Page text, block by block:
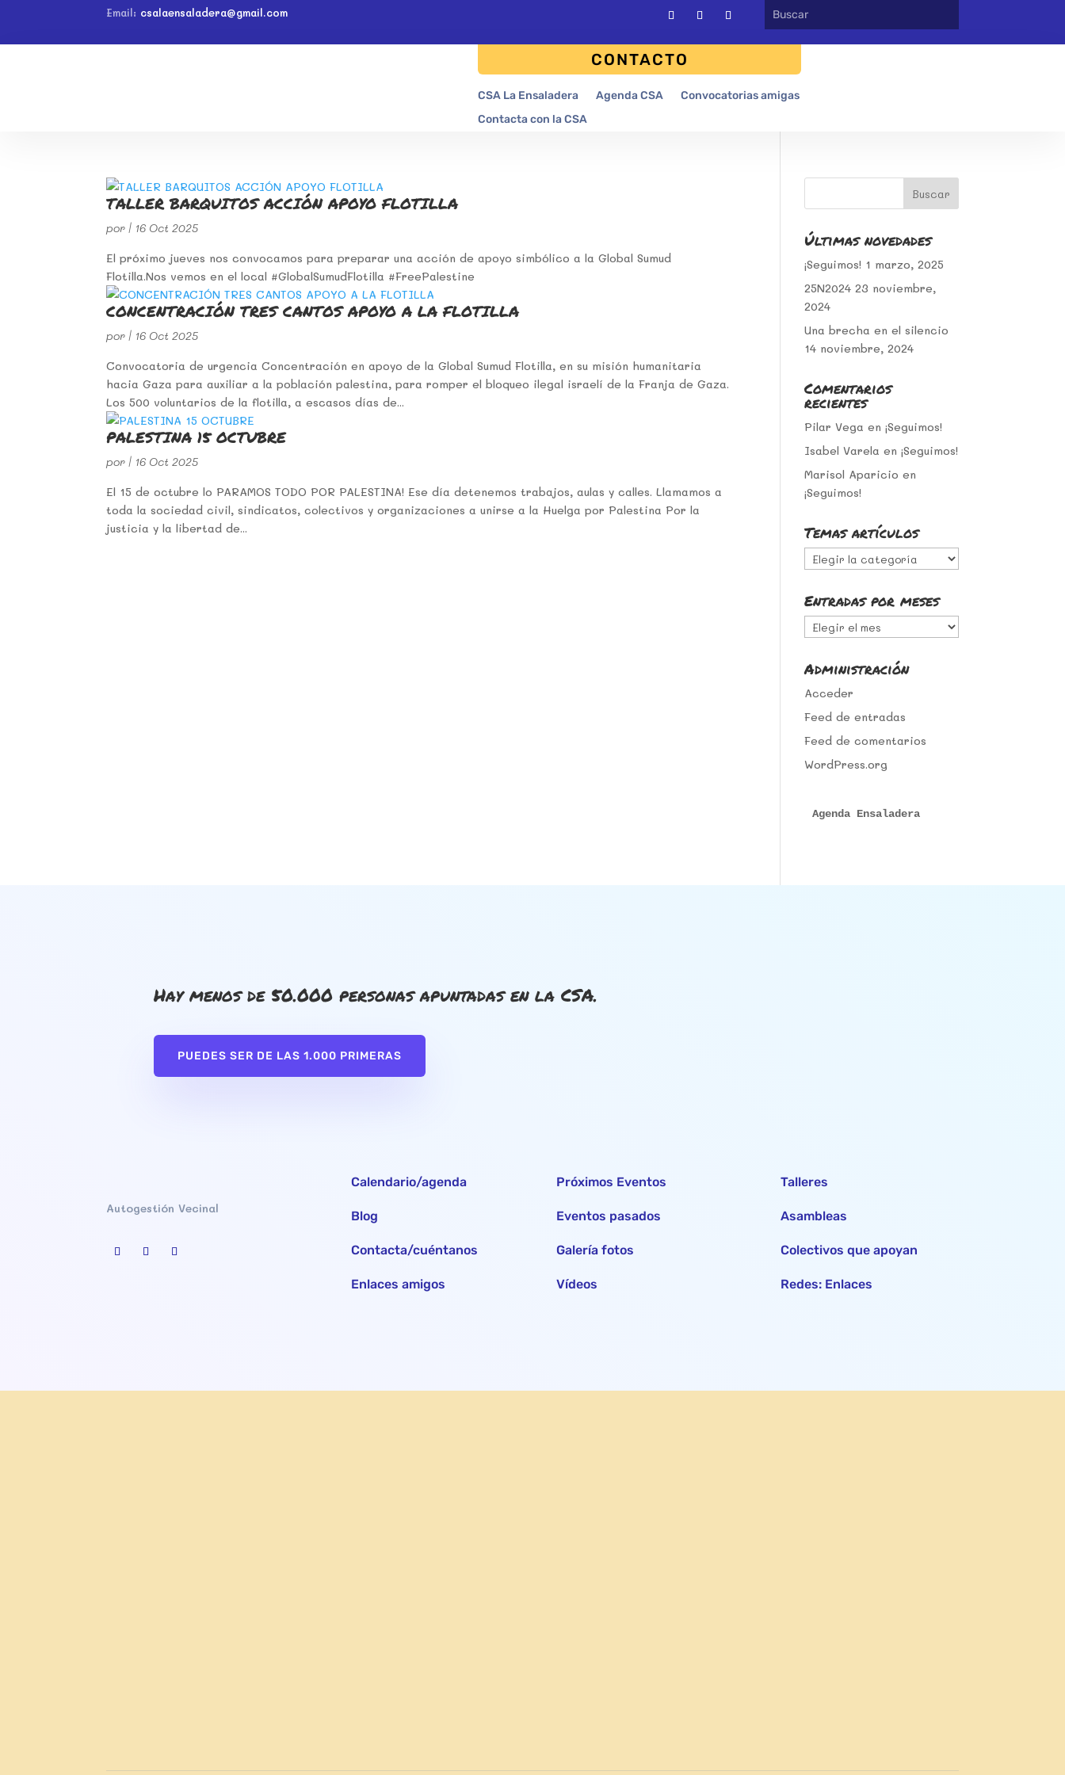
Email: csalaensaladera@gmail.com
CONTACTO
CSA La Ensaladera Agenda CSA
Convocatorias amigas
Contacta con la CSA
TALLER BARQUITOS ACCIÓN APOYO FLOTILLA
por| 16 Oct 2025
El próximo jueves nos convocamos para preparar una acción de apoyo simbólico a la Global Sumud
Flotilla.Nos vemos en el local #GlobalSumudFlotilla #FreePalestine
CONCENTRACIÓN TRES CANTOS APOYO A LA FLOTILLA
por| 16 Oct 2025
Convocatoria de urgencia Concentración en apoyo de la Global Sumud Flotilla, en su misión humanitaria
hacia Gaza para auxiliar a la población palestina, para romper el bloqueo ilegal israelí de la Franja de Gaza.
Los 500 voluntarios de la flotilla, a escasos días de...
PALESTINA 15 OCTUBRE
por| 16 Oct 2025
El 15 de octubre lo PARAMOS TODO POR PALESTINA! Ese día detenemos trabajos, aulas y calles. Llamamos a
toda la sociedad civil, sindicatos, colectivos y organizaciones a unirse a la Huelga por Palestina Por la
justicia y la libertad de...
Últimas novedades
¡Seguimos! 1 marzo, 2025
25N2024 23 noviembre,
2024
Una brecha en el silencio
14 noviembre, 2024
Comentarios
recientes
Pilar Vega en¡Seguimos!
Isabel Varela en¡Seguimos!
Marisol Aparicio en
¡Seguimos!
Temas artículos
Temas
artículos
Entradas por meses
Entradas
por
meses
Administración
Acceder
Feed de entradas
Feed de comentarios
WordPress.org
Agenda Ensaladera
Hay menos de 50.000 personas apuntadas en la CSA.
PUEDES SER DE LAS 1.000 PRIMERAS
Autogestión Vecinal
Calendario/agenda
Blog
Contacta/cuéntanos
Enlaces amigos
Próximos Eventos
Eventos pasados
Galería fotos
Vídeos
Talleres
Asambleas
Colectivos que apoyan
Redes: Enlaces